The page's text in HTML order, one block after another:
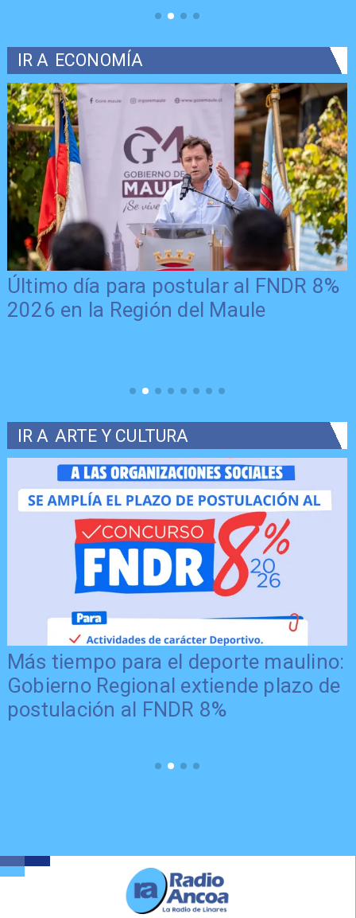
IR A ECONOMÍA
Último día para postular al FNDR 8%
2026 en la Región del Maule
IR A ARTE Y CULTURA
Más tiempo para el deporte maulino:
Gobierno Regional extiende plazo de
postulación al FNDR 8%